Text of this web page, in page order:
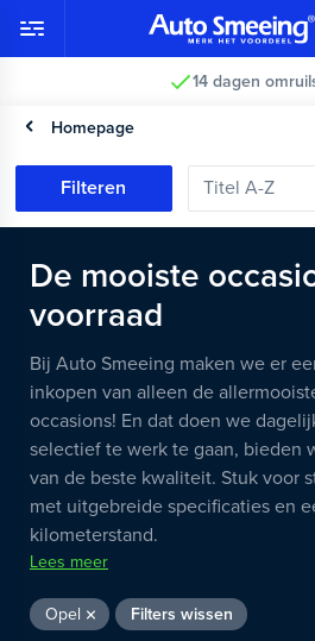
14 dagen
Homepage
Filteren
De mooiste
voorraad
Bij Auto Smeeing maken we er
inkopen van alleen de
occasions! En dat doen we
selectief te werk te gaan, bieden
van de beste kwaliteit. Stuk voor
met uitgebreide specificaties en
kilometerstand.
Lees meer
Opel Filters wissen